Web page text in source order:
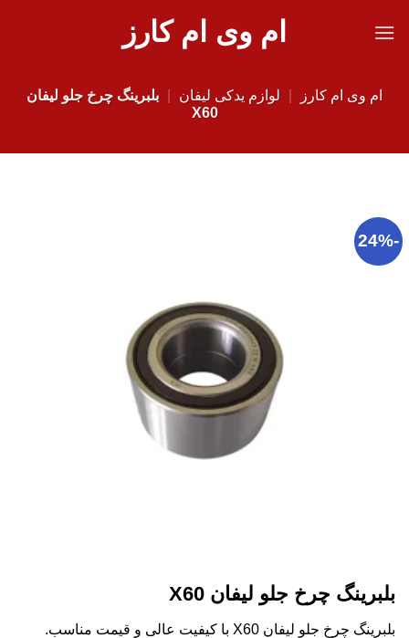
ام وی ام کارز
ام وی ام کارز لوازم یدکی لیفان
بلبرینگ چرخ جلو لیفان
X60
-24%
بلبرینگ چرخ جلو لیفان X60
بلبرینگ چرخ جلو لیفان X60 با کیفیت عالی و قیمت مناسب.